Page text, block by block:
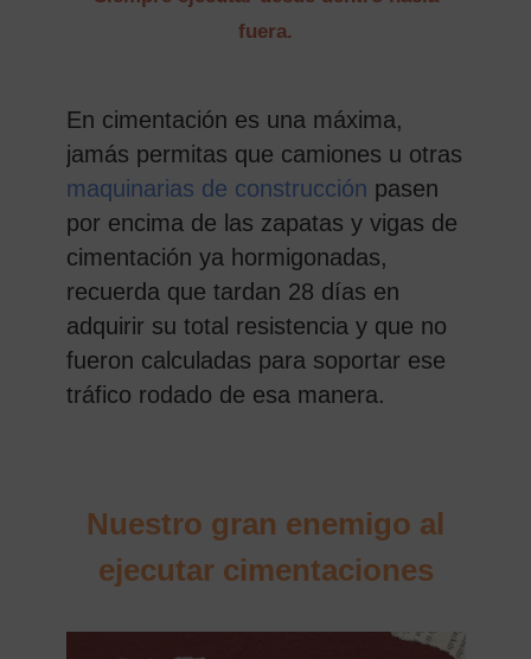
fuera.
En cimentación es una máxima,
jamás permitas que camiones u otras
maquinarias de construcción pasen
por encima de las zapatas y vigas de
cimentación ya hormigonadas,
recuerda que tardan 28 días en
adquirir su total resistencia y que no
fueron calculadas para soportar ese
tráfico rodado de esa manera.
Nuestro gran enemigo al
ejecutar cimentaciones